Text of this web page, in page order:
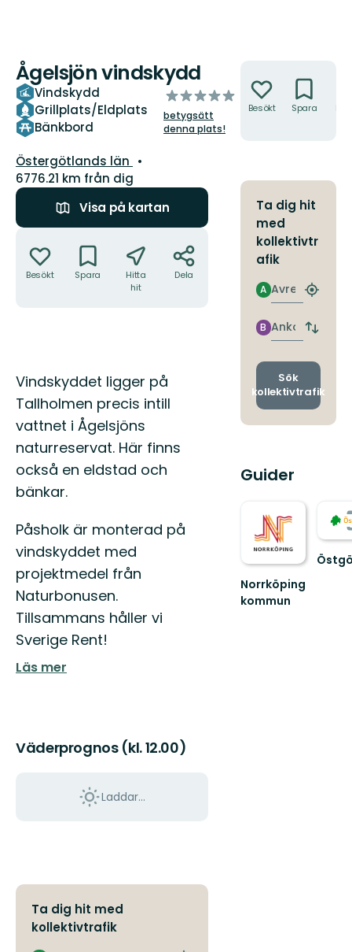
Ågelsjön vindskydd
Vindskydd
Grillplats/Eldplats
Bänkbord
av
5
stjärnor
betygsätt
denna plats!
Län:
Östergötlands län
6776.21 km från dig
Visa på kartan
Besökt Spara
Hitta
hit
Dela
Beskrivning
Vindskyddet ligger på
Tallholmen precis intill
vattnet i Ågelsjöns
naturreservat. Här finns
också en eldstad och
bänkar.
Påsholk är monterad på
vindskyddet med
projektmedel från
Naturbonusen.
Tillsammans håller vi
Sverige Rent!
Läs mer
Väderprognos (kl. 12.00)
Laddar...
Ta dig hit med
kollektivtrafik
Besökt Spara
Ta dig hit
med
kollektivtr
afik
Avresa
A
Hitta
Ankomst
B
Byt
och
Sök
kollektivtrafik
Guider
Norrköping
kommun